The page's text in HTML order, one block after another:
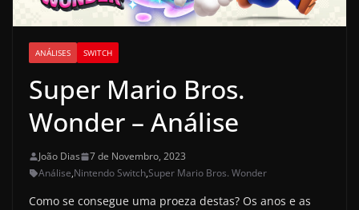
ANÁLISES SWITCH
Super Mario Bros.
Wonder – Análise
João Dias
7 de Novembro, 2023
Análise,Nintendo Switch,Super Mario Bros. Wonder
Como se consegue uma proeza destas? Os anos e as